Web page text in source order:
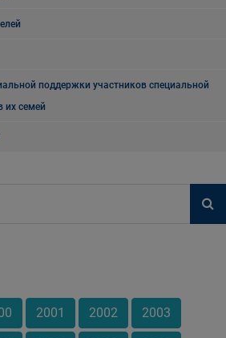
поддержки участников специальной
их семей
2001 2002 2003